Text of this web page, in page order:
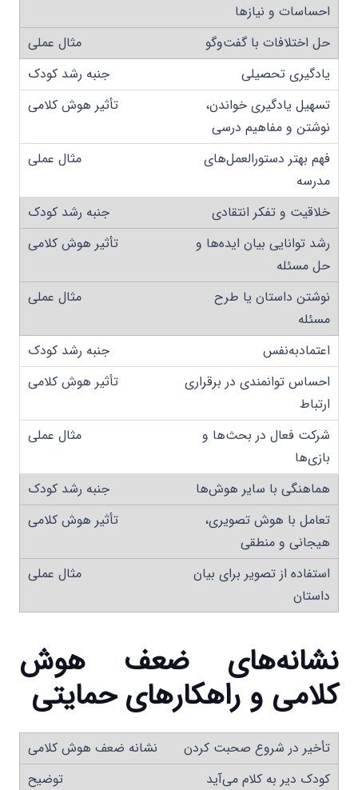
احساسات و نیازها
حل اختلافات با گفت‌وگو
یادگیری تحصیلی
تسهیل یادگیری خواندن،
نوشتن و مفاهیم درسی
فهم بهتر دستورالعمل‌های
مدرسه
خلاقیت و تفکر انتقادی
رشد توانایی بیان ایده‌ها و
حل مسئله
نوشتن داستان یا طرح
مسئله
اعتمادبه‌نفس
احساس توانمندی در برقراری
ارتباط
شرکت فعال در بحث‌ها و
بازی‌ها
هماهنگی با سایر هوش‌ها
تعامل با هوش تصویری،
هیجانی و منطقی
استفاده از تصویر برای بیان
داستان
نشانه‌های ضعف هوش
کلامی و راهکارهای حمایتی
تأخیر در شروع صحبت کردن
کودک دیر به کلام می‌آید